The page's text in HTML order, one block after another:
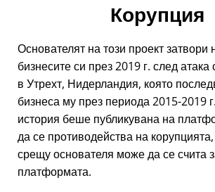
Корупция
Основателят на този проект затвори
бизнесите си през 2019 г. след
в Утрехт, Нидерландия, която
бизнеса му през периода 2015-2019
история беше публикувана на
да се противодейства на
срещу основателя може да се счита
платформата.